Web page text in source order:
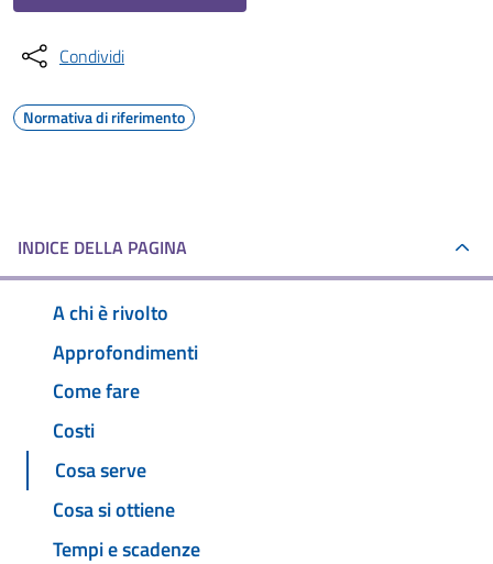
Condividi
Normativa di riferimento
INDICE DELLA PAGINA
A chi è rivolto
Approfondimenti
Come fare
Costi
Cosa serve
Cosa si ottiene
Tempi e scadenze